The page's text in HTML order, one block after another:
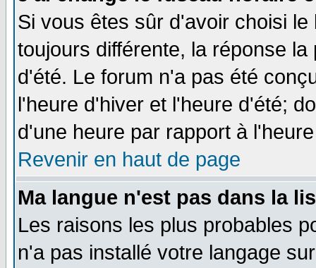
Si vous êtes sûr d'avoir choisi
toujours différente, la réponse
d'été. Le forum n'a pas été
l'heure d'hiver et l'heure d'été;
d'une heure par rapport à
Revenir en haut de page
Ma langue n'est pas dans la
Les raisons les plus probables
n'a pas installé votre langage